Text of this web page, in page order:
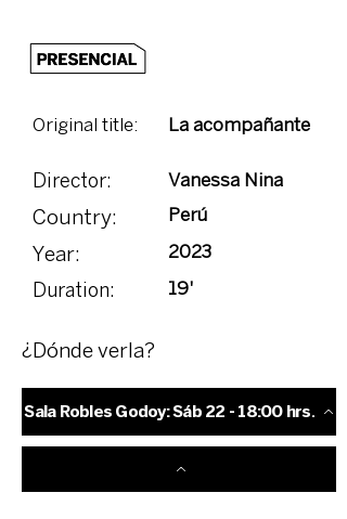
Original title: La acompañante
Director: Vanessa Nina
Country: Perú
Year: 2023
Duration: 19'
¿Dónde verla?
Sala Robles Godoy: Sáb 22 - 18:00 hrs.